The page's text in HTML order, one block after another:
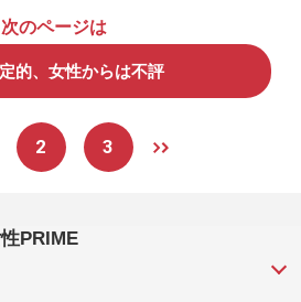
次のページは
的、女性からは不評
2 3
PRIME